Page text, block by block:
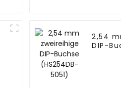
2,54
DIP-